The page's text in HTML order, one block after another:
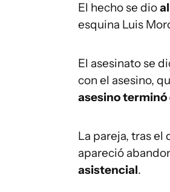
El hecho se dio
esquina Luis
El asesinato se
con el asesino,
asesino
La pareja, tras el
apareció
asistencial.